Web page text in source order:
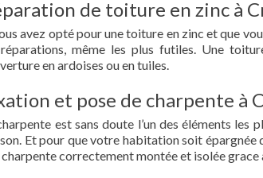
de toiture en zinc à
avez opté pour une toiture en zinc et que
même les plus futiles. Une
en ardoises ou en tuiles.
et pose de charpente à
est sans doute l’un des éléments les
Et pour que votre habitation soit
charpente correctement montée et isolée